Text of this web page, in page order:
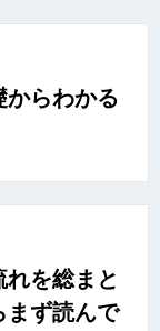
からわかる
を総まと
まず読んで